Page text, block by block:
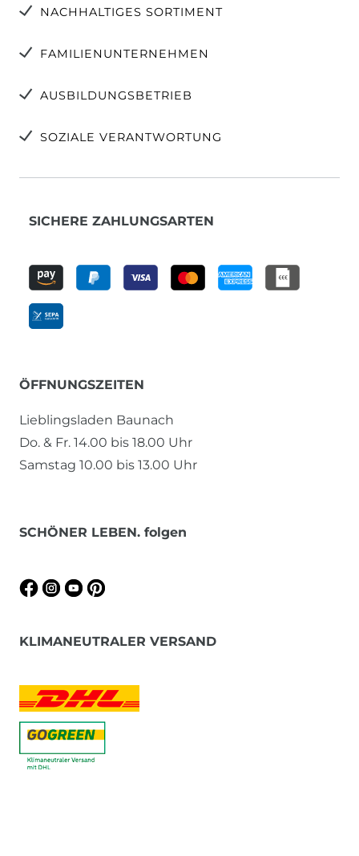
NACHHALTIGES SORTIMENT
FAMILIENUNTERNEHMEN
AUSBILDUNGSBETRIEB
SOZIALE VERANTWORTUNG
SICHERE ZAHLUNGSARTEN
ÖFFNUNGSZEITEN
Lieblingsladen Baunach
Do. & Fr. 14.00 bis 18.00 Uhr
Samstag 10.00 bis 13.00 Uhr
SCHÖNER LEBEN. folgen
KLIMANEUTRALER VERSAND